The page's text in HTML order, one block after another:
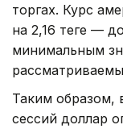
торгах. Курс
на 2,16 теңге —
минимальным
Таким образом,
сессий доллар